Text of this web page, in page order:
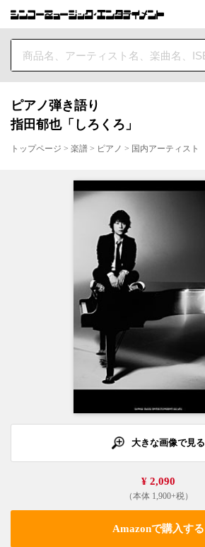
ピアノ弾き語り
指田郁也「しろくろ」
トップページ > 楽譜 > ピアノ > 国内アーティスト
大きな画像で見る
¥ 2,090
（本体 1,900+税）
Amazonで購入する